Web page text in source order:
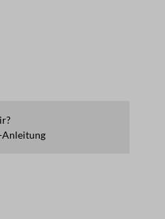
Anleitung